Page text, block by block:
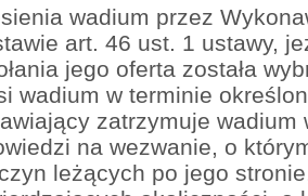
wadium przez
art. 46 ust. 1 ustawy,
jego oferta została
wadium w terminie
zatrzymuje
na wezwanie, o
leżących po jego